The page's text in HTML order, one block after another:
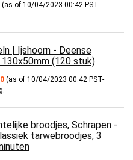
(as of 10/04/2023 00:42 PST-
| Ijshoorn - Deense
(120 stuk)
(as of 10/04/2023 00:42 PST-
.
broodjes, Schrapen -
tarwebroodjes, 3